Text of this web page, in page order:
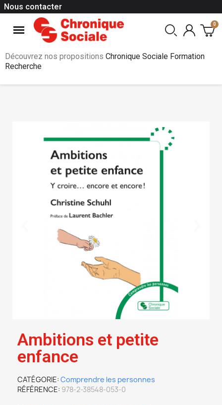
Nous contacter
Découvrez nos propositions Chronique Sociale Formation
Recherche
Ambitions et petite
enfance
CATÉGORIE Comprendre les personnes
RÉFÉRENCE 978-2-38548-053-0